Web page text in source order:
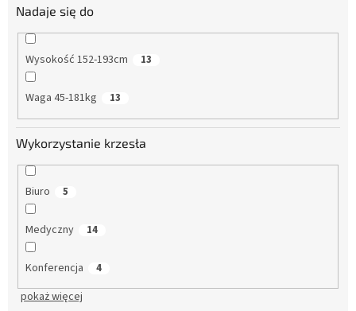
Nadaje się do
Wysokość 152-193cm 13
Waga 45-181kg 13
Wykorzystanie krzesła
Biuro 5
Medyczny 14
Konferencja 4
pokaż więcej